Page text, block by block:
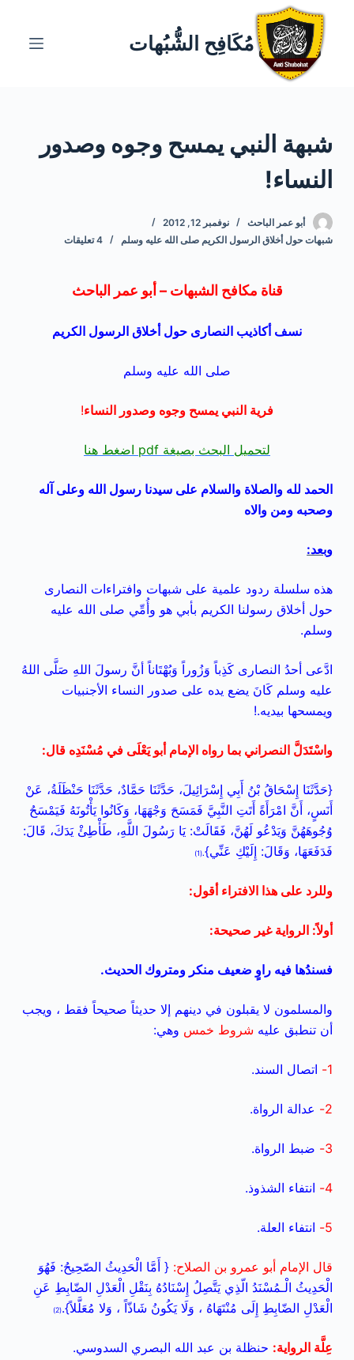
مُكَافِح الشُّبُهات
شبهة النبي يمسح وجوه وصدور
النساء!
أبو عمر الباحث
نوفمبر 12, 2012
شبهات حول أخلاق الرسول الكريم صلى الله عليه وسلم
4 تعليقات
قناة مكافح الشبهات – أبو عمر الباحث
نسف أكاذيب النصارى حول أخلاق الرسول الكريم
صلى الله عليه وسلم
فرية النبي يمسح وجوه وصدور النساء!
لتحميل البحث بصيغة pdf اضغط هنا
الحمد لله والصلاة والسلام على سيدنا رسول الله وعلى آله
وصحبه ومن والاه
وبعد:
هذه سلسلة ردود علمية على شبهات وافتراءات النصارى
حول أخلاق رسولنا الكريم بأبي هو وأُمِّي صلى الله عليه
وسلم.
ادَّعى أحدُ النصارى كَذِباً وَزُوراً وَبُهْتَاناً أنَّ رسولَ اللهِ صَلَّى اللهُ
عليه وسلم كَانَ يضع يده على صدور النساء الأجنبيات
ويمسحها بيديه.!
واسْتَدَلَّ النصراني بما رواه الإمام أبو يَعْلَى في مُسْنَدِه قال:
{حَدَّثَنَا إِسْحَاقُ بْنُ أَبِي إِسْرَائِيلَ، حَدَّثَنَا حَمَّادٌ، حَدَّثَنَا حَنْظَلَةُ، عَنْ
أَنَسٍ، أَنَّ امْرَأَةً أَتَتِ النَّبِيَّ فَمَسَحَ وَجْهَهَا، وَكَانُوا يَأْتُونَهُ فَيَمْسَحُ
وُجُوهَهُنَّ وَيَدْعُو لَهُنَّ، فَقَالَتْ: يَا رَسُولَ اللَّهِ، طَأْطِئْ يَدَكَ، قَالَ:
فَدَفَعَهَا، وَقَالَ: إِلَيْكِ عَنِّي}.
(1)
وللرد على هذا الافتراء أقول:
أولاً: الرواية غير صحيحة:
فسندُها فيه راوٍ ضعيف منكر ومتروك الحديث.
والمسلمون لا يقبلون في دينهم إلا حديثاً صحيحاً فقط ، ويجب
أن تنطبق عليه شروط خمس وهي:
1- اتصال السند.
2- عدالة الرواة.
3- ضبط الرواة.
4- انتفاء الشذوذ.
5- انتفاء العلة.
قال الإمام أبو عمرو بن الصلاح: { أَمَّا الْحَدِيثُ الصّحِيحُ: فَهُوَ
الْحَدِيثُ الْـمُسْنَدُ الّذِي يَتَّصِلُ إِسْنَادُهُ بِنَقْلِ الْعَدْلِ الضّابِطِ عَنِ
الْعَدْلِ الضّابِطِ إِلَى مُنْتَهَاهُ ، وَلَا يَكُونُ شَاذّاً ، وَلا مُعَلَّلاً}.(2)
عِلَّة الرواية: حنظلة بن عبد الله البصري السدوسي.